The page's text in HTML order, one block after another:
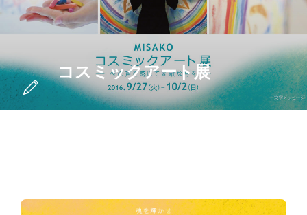
コスミックアート展